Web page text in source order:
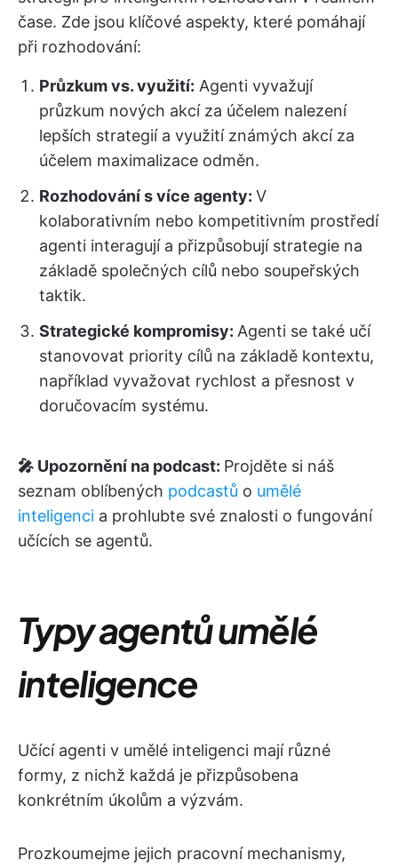
čase. Zde jsou klíčové aspekty, které pomáhají
při rozhodování:
Průzkum vs. využití: Agenti vyvažují
průzkum nových akcí za účelem nalezení
lepších strategií a využití známých akcí za
účelem maximalizace odměn.
Rozhodování s více agenty: V
kolaborativním nebo kompetitivním prostředí
agenti interagují a přizpůsobují strategie na
základě společných cílů nebo soupeřských
taktik.
Strategické kompromisy: Agenti se také učí
stanovovat priority cílů na základě kontextu,
například vyvažovat rychlost a přesnost v
doručovacím systému.
🎤 Upozornění na podcast: Projděte si náš
seznam oblíbených podcastů o umělé
inteligenci a prohlubte své znalosti o fungování
učících se agentů.
Typy agentů umělé
inteligence
Učící agenti v umělé inteligenci mají různé
formy, z nichž každá je přizpůsobena
konkrétním úkolům a výzvám.
Prozkoumejme jejich pracovní mechanismy,